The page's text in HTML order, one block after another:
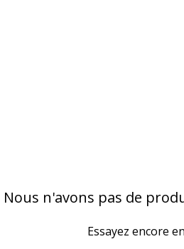
Nous n'avons pas de
Essayez encore